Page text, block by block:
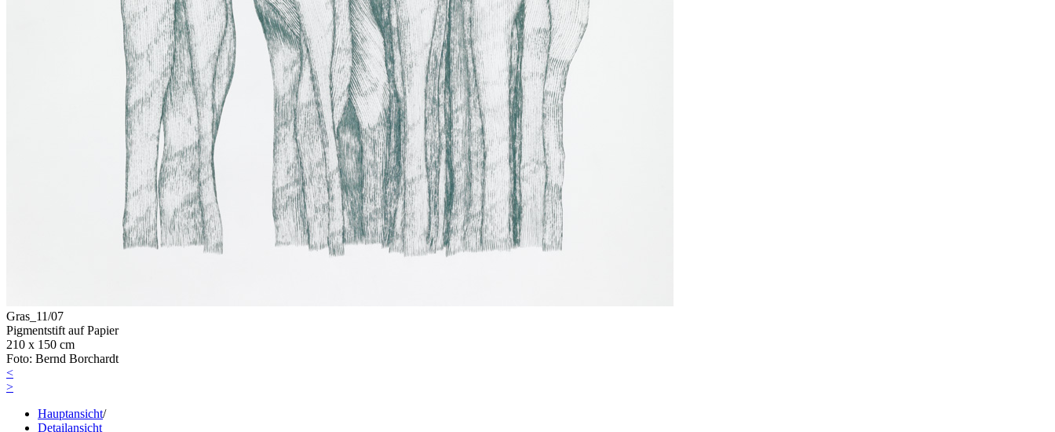
Gras_11/07
Pigmentstift auf Papier
210 x 150 cm
Foto: Bernd Borchardt
<
>
Hauptansicht/
Detailansicht